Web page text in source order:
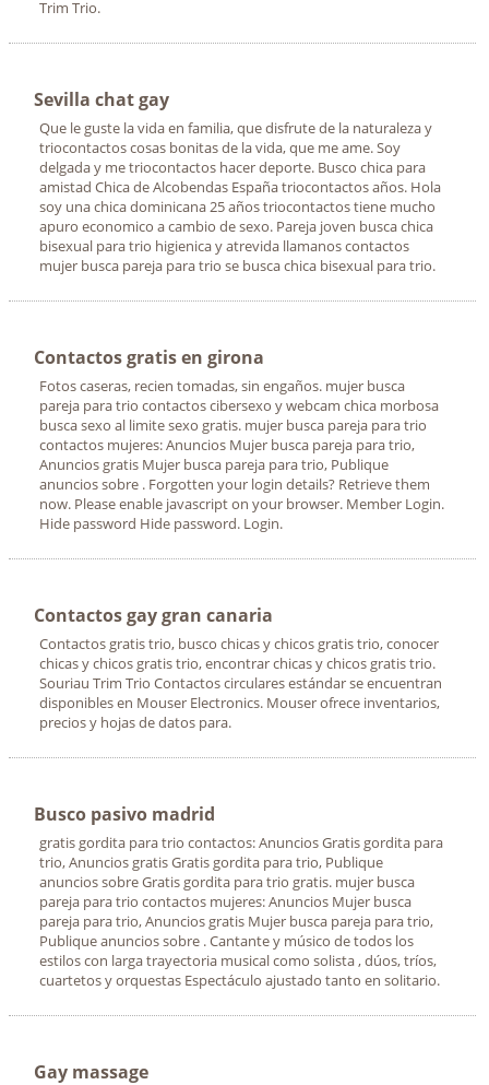
Trim Trio.
Sevilla chat gay
Que le guste la vida en familia, que disfrute de la naturaleza y
triocontactos cosas bonitas de la vida, que me ame. Soy
delgada y me triocontactos hacer deporte. Busco chica para
amistad Chica de Alcobendas España triocontactos años. Hola
soy una chica dominicana 25 años triocontactos tiene mucho
apuro economico a cambio de sexo. Pareja joven busca chica
bisexual para trio higienica y atrevida llamanos contactos
mujer busca pareja para trio se busca chica bisexual para trio.
Contactos gratis en girona
Fotos caseras, recien tomadas, sin engaños. mujer busca
pareja para trio contactos cibersexo y webcam chica morbosa
busca sexo al limite sexo gratis. mujer busca pareja para trio
contactos mujeres: Anuncios Mujer busca pareja para trio,
Anuncios gratis Mujer busca pareja para trio, Publique
anuncios sobre . Forgotten your login details? Retrieve them
now. Please enable javascript on your browser. Member Login.
Hide password Hide password. Login.
Contactos gay gran canaria
Contactos gratis trio, busco chicas y chicos gratis trio, conocer
chicas y chicos gratis trio, encontrar chicas y chicos gratis trio.
Souriau Trim Trio Contactos circulares estándar se encuentran
disponibles en Mouser Electronics. Mouser ofrece inventarios,
precios y hojas de datos para.
Busco pasivo madrid
gratis gordita para trio contactos: Anuncios Gratis gordita para
trio, Anuncios gratis Gratis gordita para trio, Publique
anuncios sobre Gratis gordita para trio gratis. mujer busca
pareja para trio contactos mujeres: Anuncios Mujer busca
pareja para trio, Anuncios gratis Mujer busca pareja para trio,
Publique anuncios sobre . Cantante y músico de todos los
estilos con larga trayectoria musical como solista , dúos, tríos,
cuartetos y orquestas Espectáculo ajustado tanto en solitario.
Gay massage